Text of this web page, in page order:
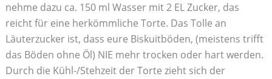
nehme dazu ca. 150 ml Wasser mit 2 EL Zucker, das
reicht für eine herkömmliche Torte. Das Tolle an
Läuterzucker ist, dass eure Biskuitböden, (meistens trifft
das Böden ohne Öl) NIE mehr trocken oder hart werden.
Durch die Kühl-/Stehzeit der Torte zieht sich der